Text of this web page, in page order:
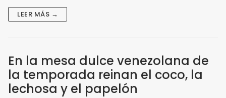
LEER MÁS →
En la mesa dulce venezolana de
la temporada reinan el coco, la
lechosa y el papelón